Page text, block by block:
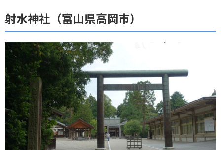
射水神社（富山県高岡市）